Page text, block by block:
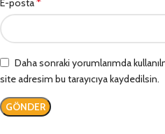
E-posta
Daha sonraki yorumlarımda
site adresim bu tarayıcıya kaydedilsin.